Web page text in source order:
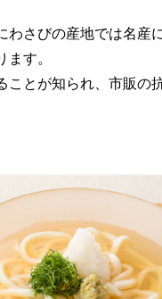
わさびの産地では名産
す。
ことが知られ、市販の